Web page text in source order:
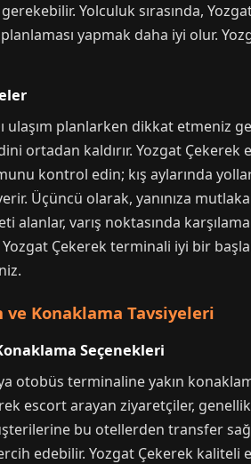
Yolculuk sırasında,
planlaması yapmak daha iyi olur.
ulaşım planlarken dikkat etmeniz
ortadan kaldırır. Yozgat
kontrol edin; kış aylarında
Üçüncü olarak, yanınıza
alanlar, varış noktasında
Çekerek terminali iyi bir
ve Konaklama Tavsiyeleri
Seçenekleri
otobüs terminaline yakın
escort arayan ziyaretçiler,
bu otellerden transfer
edebilir. Yozgat Çekerek